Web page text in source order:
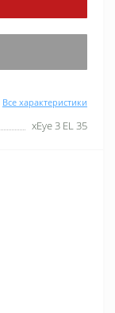
Все характеристики
xEye 3 EL 35